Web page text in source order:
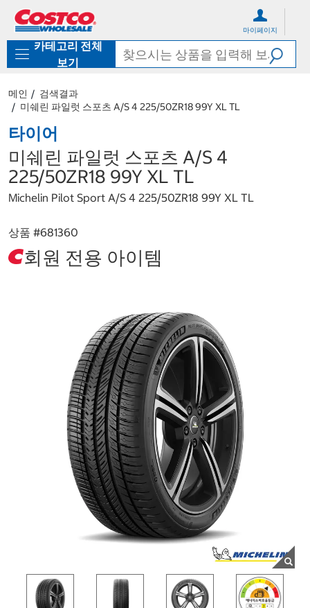
로
기
가
마이페이지
카테고리 전체
보기
메인
검색결과
미쉐린 파일럿 스포츠 A/S 4 225/50ZR18 99Y XL TL
타이어
미쉐린 파일럿 스포츠 A/S 4
225/50ZR18 99Y XL TL
Michelin Pilot Sport A/S 4 225/50ZR18 99Y XL TL
상품 #681360
회원 전용 아이템